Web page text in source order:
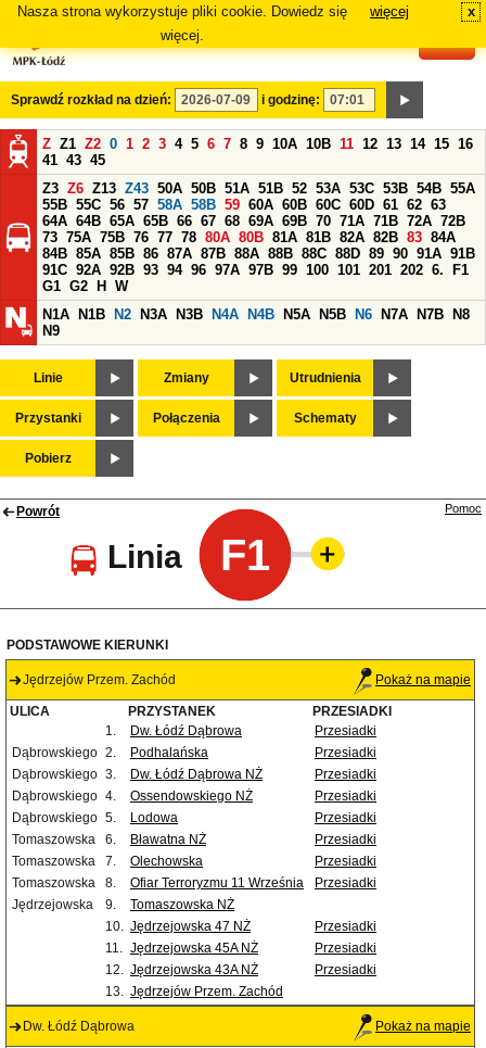
Nasza strona wykorzystuje pliki cookie. Dowiedz się
więcej.
więcej x
Sprawdź rozkład na dzień: i godzinę:
Z Z1 Z2 0 1 2 3 4 5 6 7 8 9 10A 10B 11 12 13 14 15 16
41 43 45
Z3 Z6 Z13 Z43 50A 50B 51A 51B 52 53A 53C 53B 54B 55A
55B 55C 56 57 58A 58B 59 60A 60B 60C 60D 61 62 63
64A 64B 65A 65B 66 67 68 69A 69B 70 71A 71B 72A 72B
73 75A 75B 76 77 78 80A 80B 81A 81B 82A 82B 83 84A
84B 85A 85B 86 87A 87B 88A 88B 88C 88D 89 90 91A 91B
91C 92A 92B 93 94 96 97A 97B 99 100 101 201 202 6.
F1
G1 G2 H
W
N1A
N1B N2 N3A N3B N4A N4B N5A N5B N6 N7A N7B
N8
N9
Linie Zmiany Utrudnienia
Przystanki Połączenia Schematy
Pobierz
Powrót
Linia F1
Pomoc
PODSTAWOWE KIERUNKI
Jędrzejów Przem. Zachód Pokaż na mapie
ULICA PRZYSTANEK
PRZESIADKI
1.
Dw. Łódź Dąbrowa
Przesiadki
Dąbrowskiego 2. Podhalańska
Przesiadki
Dąbrowskiego 3. Dw. Łódź Dąbrowa NŻ
Przesiadki
Dąbrowskiego 4. Ossendowskiego NŻ
Przesiadki
Dąbrowskiego 5. Lodowa
Przesiadki
Tomaszowska
6. Bławatna NŻ
Przesiadki
Tomaszowska
7. Olechowska
Przesiadki
Tomaszowska
8. Ofiar Terroryzmu 11 Września
Przesiadki
Jędrzejowska
9.
Tomaszowska NŻ
10. Jędrzejowska 47 NŻ
Przesiadki
11. Jędrzejowska 45A NŻ
Przesiadki
12. Jędrzejowska 43A NŻ
Przesiadki
13. Jędrzejów Przem. Zachód
Dw. Łódź Dąbrowa Pokaż na mapie